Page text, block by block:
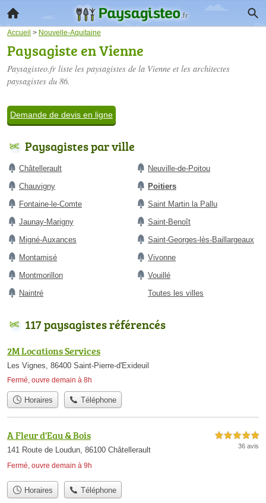
Accueil > Nouvelle-Aquitaine
Paysagiste en Vienne
Paysagisteo.fr liste les paysagistes de la Vienne et les architectes
paysagistes du 86.
Demande de devis en ligne
Paysagistes par ville
Châtellerault
Chauvigny
Fontaine-le-Comte
Jaunay-Marigny
Migné-Auxances
Montamisé
Montmorillon
Naintré
Neuville-de-Poitou
Poitiers
Saint Martin la Pallu
Saint-Benoît
Saint-Georges-lès-Baillargeaux
Vivonne
Vouillé
Toutes les villes
117 paysagistes référencés
2M Locations Services
Les Vignes, 86400 Saint-Pierre-d'Exideuil
Fermé, ouvre demain à 8h
Horaires Téléphone
A Fleur d'Eau & Bois
141 Route de Loudun, 86100 Châtellerault
Fermé, ouvre demain à 9h
5,0 étoiles sur 5
36 avis
Horaires Téléphone